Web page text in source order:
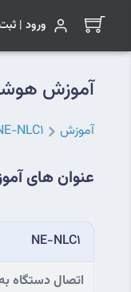
ورود |
آموزش
آموزش NLC1
عنوان های
NE-NLC1
اتصال دستگاه